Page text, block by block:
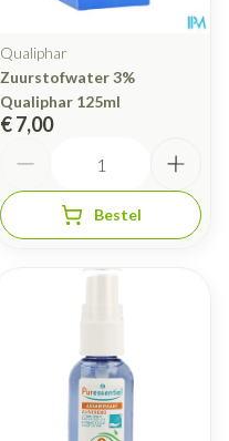
Qualiphar
Zuurstofwater 3%
Qualiphar 125ml
€ 7,00
Bestel